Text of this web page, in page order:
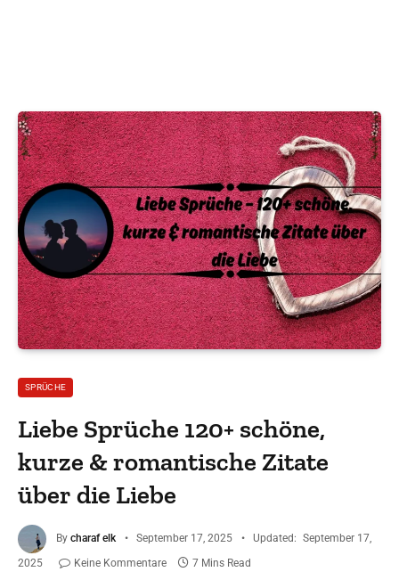
SPRÜCHE
Liebe Sprüche 120+ schöne,
kurze & romantische Zitate
über die Liebe
By charaf elk September 17, 2025 Updated: September 17,
2025
Keine Kommentare 7 Mins Read